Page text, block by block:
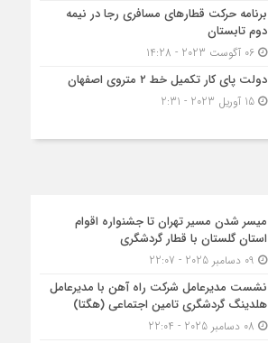
برنامه حرکت قطارهای مسافری رجا در نیمه
دوم تابستان
06 آگوست 2023 - 14:28
دولت پای کار تکمیل خط ۲ متروی اصفهان
15 آوریل 2023 - 2:31
میسر شدن مسیر تهران تا جشنواره اقوام
استان گلستان با قطار گردشگری
نشست مدیرعامل شرکت راه آهن با مدیرعامل
هلدینگ گردشگری تامین اجتماعی (هگتا)